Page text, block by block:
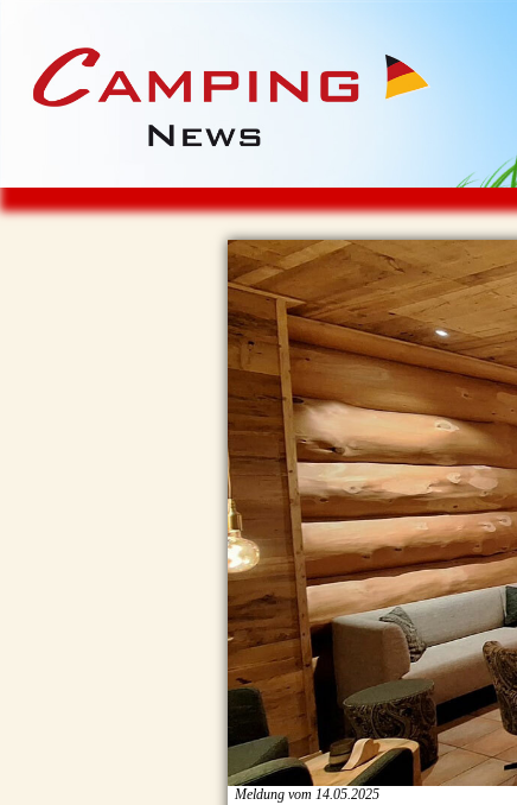
Meldung vom 14.05.2025